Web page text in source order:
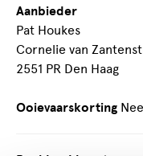
Aanbieder
Pat Houkes
Cornelie van
2551 PR Den Haag
Ooievaarskorting Nee